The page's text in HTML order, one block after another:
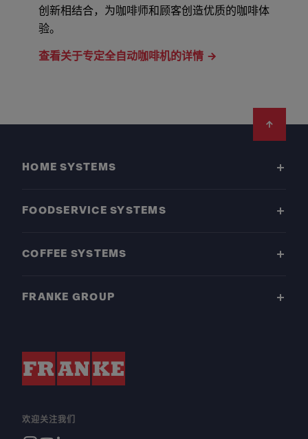
创新相结合，为咖啡师和顾客创造优质的咖啡体
验。
查看关于专定全自动咖啡机的详情
HOME SYSTEMS
FOODSERVICE SYSTEMS
COFFEE SYSTEMS
FRANKE GROUP
欢迎关注我们